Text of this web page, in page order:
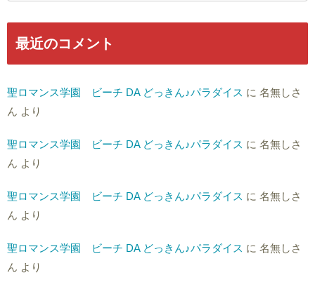
最近のコメント
聖ロマンス学園 ビーチ DA どっきん♪パラダイス に 名無しさ
ん より
聖ロマンス学園 ビーチ DA どっきん♪パラダイス に 名無しさ
ん より
聖ロマンス学園 ビーチ DA どっきん♪パラダイス に 名無しさ
ん より
聖ロマンス学園 ビーチ DA どっきん♪パラダイス に 名無しさ
ん より